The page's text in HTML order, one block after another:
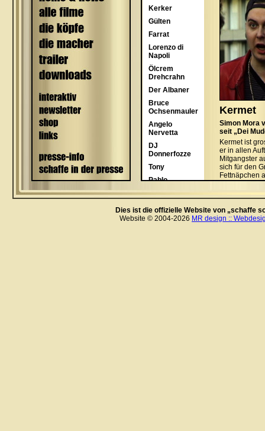
Dies ist die offizielle Website von „schaffe
Website © 2004-2026 MR design ::